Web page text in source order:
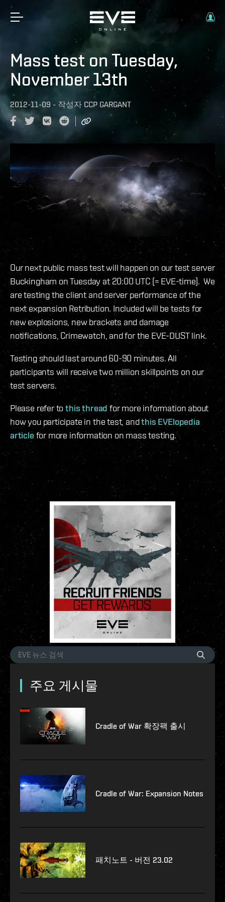
Mass test on Tuesday,
November 13th
2012-11-09 - 작성자 CCP GARGANT
Our next public mass test will happen on our test server
Buckingham on Tuesday at 20:00 UTC (= EVE-time). We
are testing the client and server performance of the
next expansion Retribution. Included will be tests for
new explosions, new brackets and damage
notifications, Crimewatch, and for the EVE-DUST link.
Testing should last around 60-90 minutes. All
participants will receive two million skillpoints on our
test servers.
Please refer tothis thread for more information about
how you participate in the test, andthis EVElopedia
article for more information on mass testing.
주요 게시물
Cradle of War 확장팩 출시
Cradle of War: Expansion Notes
패치노트 - 버전 23.02